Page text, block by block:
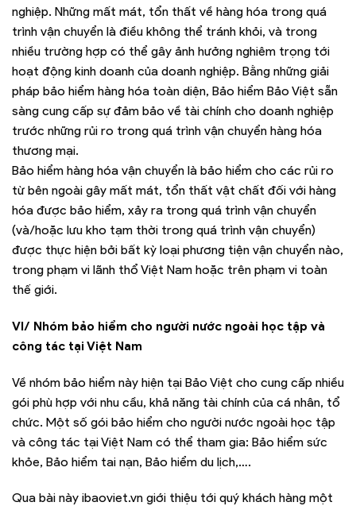
nghiệp. Những mất mát, tổn thất về hàng hóa trong quá
trình vận chuyển là điều không thể tránh khỏi, và trong
nhiều trường hợp có thể gây ảnh hưởng nghiêm trọng tới
hoạt động kinh doanh của doanh nghiệp. Bằng những giải
pháp bảo hiểm hàng hóa toàn diện, Bảo hiểm Bảo Việt sẵn
sàng cung cấp sự đảm bảo về tài chính cho doanh nghiệp
trước những rủi ro trong quá trình vận chuyển hàng hóa
thương mại.
Bảo hiểm hàng hóa vận chuyển là bảo hiểm cho các rủi ro
từ bên ngoài gây mất mát, tổn thất vật chất đối với hàng
hóa được bảo hiểm, xảy ra trong quá trình vận chuyển
(và/hoặc lưu kho tạm thời trong quá trình vận chuyển)
được thực hiện bởi bất kỳ loại phương tiện vận chuyển nào,
trong phạm vi lãnh thổ Việt Nam hoặc trên phạm vi toàn
thế giới.
VI/ Nhóm bảo hiểm cho người nước ngoài học tập và
công tác tại Việt Nam
Về nhóm bảo hiểm này hiện tại Bảo Việt cho cung cấp nhiều
gói phù hợp với nhu cầu, khả năng tài chính của cá nhân, tổ
chức. Một số gói bảo hiểm cho người nước ngoài học tập
và công tác tại Việt Nam có thể tham gia: Bảo hiểm sức
khỏe, Bảo hiểm tai nạn, Bảo hiểm du lịch,….
Qua bài này ibaoviet.vn giới thiệu tới quý khách hàng một